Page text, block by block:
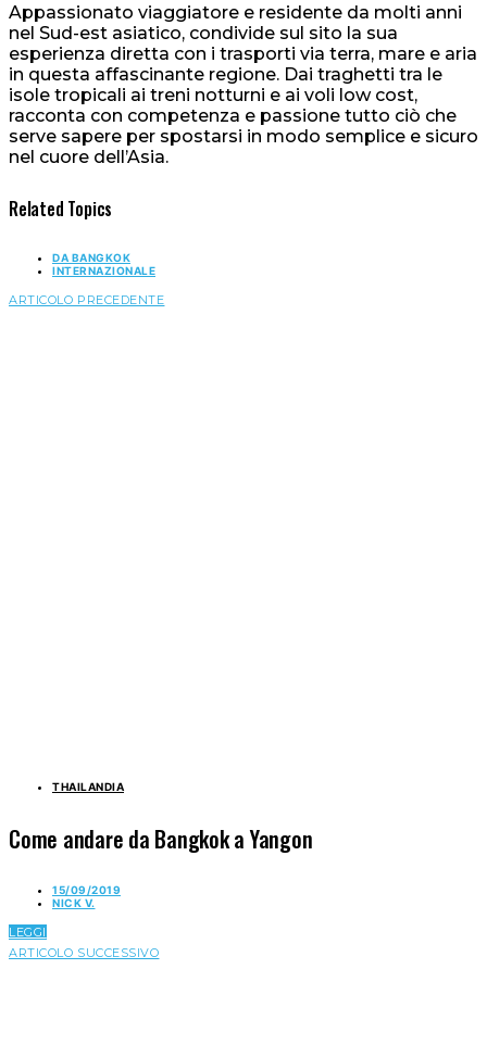
Appassionato viaggiatore e residente da molti anni
nel Sud-est asiatico, condivide sul sito la sua
esperienza diretta con i trasporti via terra, mare e aria
in questa affascinante regione. Dai traghetti tra le
isole tropicali ai treni notturni e ai voli low cost,
racconta con competenza e passione tutto ciò che
serve sapere per spostarsi in modo semplice e sicuro
nel cuore dell’Asia.
Related Topics
DA BANGKOK
INTERNAZIONALE
ARTICOLO PRECEDENTE
THAILANDIA
Come andare da Bangkok a Yangon
15/09/2019
NICK V.
LEGGI
ARTICOLO SUCCESSIVO